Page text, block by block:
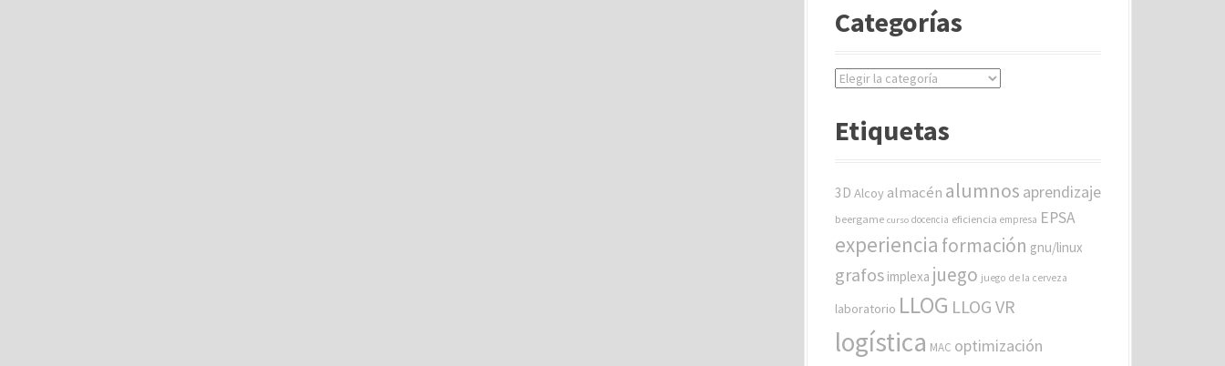
Categorías
C
e
r
s
Etiquetas
3D Alcoy almacén alumnos aprendizaje
beergame curso docencia eficiencia empresa EPSA
experiencia formación gnu/linux
grafos implexa juego juego de la cerveza
laboratorio LLOG LLOG VR
logística MAC optimización